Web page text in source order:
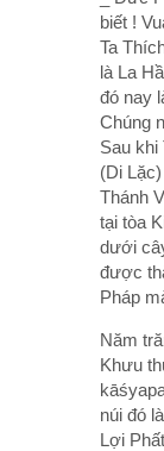
biết !
Ta
là La
đó nay
Chúng
Sau khi
(Di
Thánh
tại tòa
dưới
được
Pháp
Năm
Khưu
núi đó
Lợi